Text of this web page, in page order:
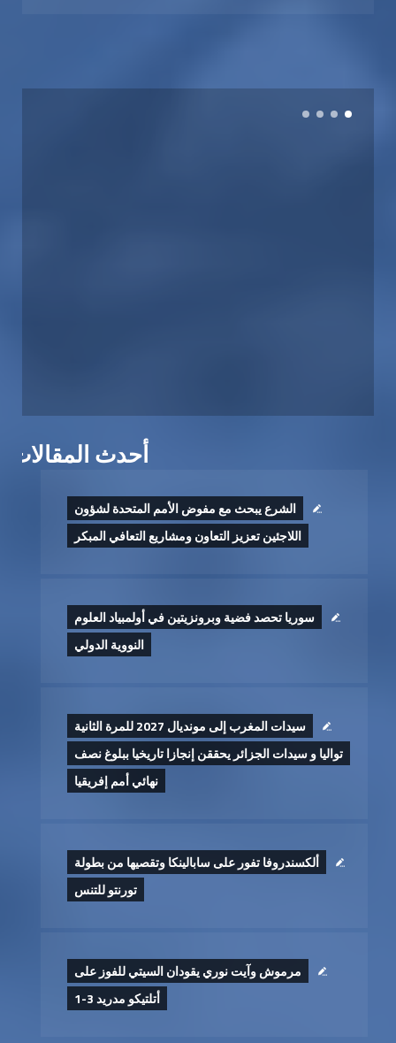
أحدث المقالات
الشرع يبحث مع مفوض الأمم المتحدة لشؤون
اللاجئين تعزيز التعاون ومشاريع ‏التعافي ‏المبكر
سوريا تحصد فضية وبرونزيتين في أولمبياد العلوم
النووية الدولي
سيدات المغرب إلى مونديال 2027 للمرة الثانية
تواليا و سيدات الجزائر يحققن إنجازا تاريخيا ببلوغ نصف
نهائي أمم إفريقيا
ألكسندروفا تفور على سابالينكا وتقصيها من بطولة
تورنتو للتنس
مرموش وآيت نوري يقودان السيتي للفوز على
أتلتيكو مدريد 3-1